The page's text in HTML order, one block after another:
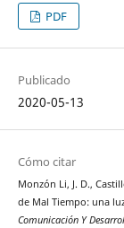
PDF
Publicado
2020-05-13
Cómo citar
Monzón Li, J. D.,
de Mal Tiempo: una
Comunicación Y